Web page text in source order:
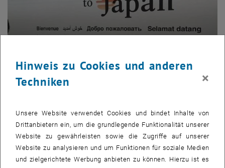
Mobility Outgoing
Hinweis zu Cookies und anderen
Techniken
×
Unsere Website verwendet Cookies und bindet Inhalte von
Drittanbietern ein, um die grundlegende Funktionalität unserer
Website zu gewährleisten sowie die Zugriffe auf unserer
Website zu analysieren und um Funktionen für soziale Medien
und zielgerichtete Werbung anbieten zu können. Hierzu ist es